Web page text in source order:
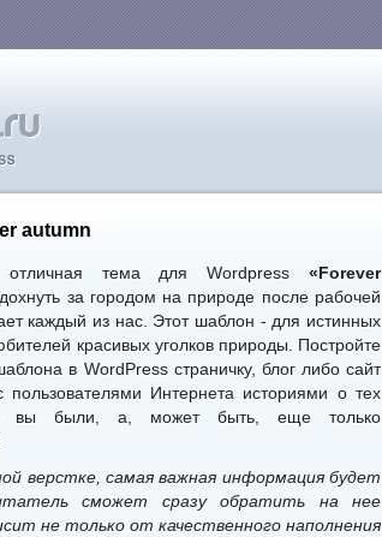
autumn
отличная тема для Wordpress «Forever
за городом на природе после рабочей
каждый из нас. Этот шаблон - для истинных
красивых уголков природы. Постройте
в WordPress страничку, блог либо сайт
пользователями Интернета историями о тех
вы были, а, может быть, еще только
верстке, самая важная информация будет
сможет сразу обратить на нее
не только от качественного наполнения